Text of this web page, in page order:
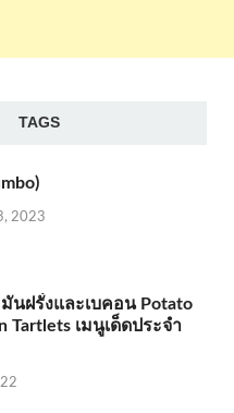
TAGS
2023
นฝรั่งและเบคอน Potato
Tartlets เมนูเด็ดประจำ